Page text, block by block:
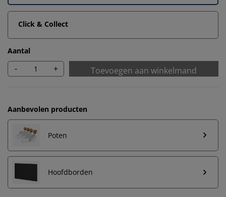
Click & Collect
Aantal
- + Toevoegen aan winkelmand
Aanbevolen producten
Poten
Hoofdborden